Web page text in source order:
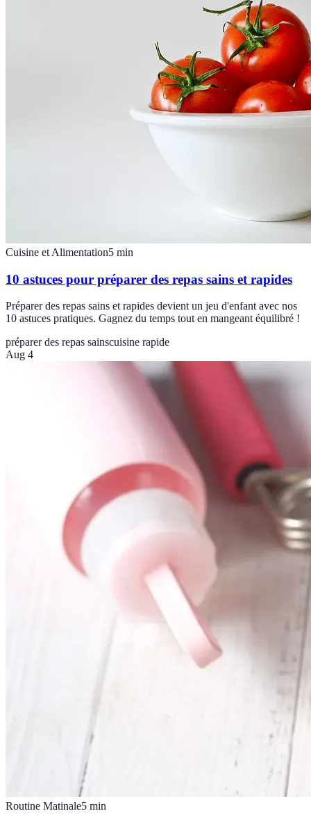
Cuisine et Alimentation5 min
10 astuces pour préparer des repas sains et rapides
Préparer des repas sains et rapides devient un jeu d'enfant avec nos
10 astuces pratiques. Gagnez du temps tout en mangeant équilibré !
préparer des repas sainscuisine rapide
Aug 4
Routine Matinale5 min